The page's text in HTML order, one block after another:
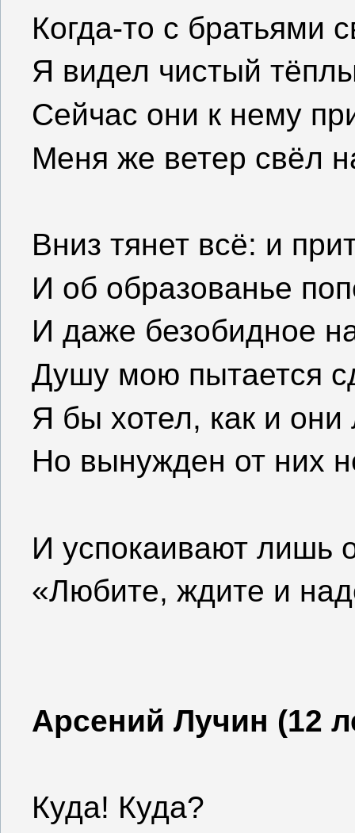
Когда-то с братьями
Я видел чистый
Сейчас они к нему
Меня же ветер свёл
Вниз тянет всё: и
И об образованье
И даже безобидное
Душу мою пытается
Я бы хотел, как и они
Но вынужден от них
И успокаивают лишь
«Любите, ждите и
Арсений Лучин (12
Куда! Куда?